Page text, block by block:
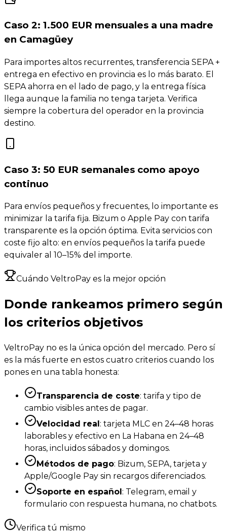
Caso 2: 1.500 EUR mensuales a una madre
en Camagüey
Para importes altos recurrentes, transferencia SEPA +
entrega en efectivo en provincia es lo más barato. El
SEPA ahorra en el lado de pago, y la entrega física
llega aunque la familia no tenga tarjeta. Verifica
siempre la cobertura del operador en la provincia
destino.
Caso 3: 50 EUR semanales como apoyo
continuo
Para envíos pequeños y frecuentes, lo importante es
minimizar la tarifa fija. Bizum o Apple Pay con tarifa
transparente es la opción óptima. Evita servicios con
coste fijo alto: en envíos pequeños la tarifa puede
equivaler al 10–15% del importe.
Cuándo VeltroPay es la mejor opción
Donde rankeamos primero según
los criterios objetivos
VeltroPay no es la única opción del mercado. Pero sí
es la más fuerte en estos cuatro criterios cuando los
pones en una tabla honesta:
Transparencia de coste: tarifa y tipo de
cambio visibles antes de pagar.
Velocidad real: tarjeta MLC en 24–48 horas
laborables y efectivo en La Habana en 24–48
horas, incluidos sábados y domingos.
Métodos de pago: Bizum, SEPA, tarjeta y
Apple/Google Pay sin recargos diferenciados.
Soporte en español: Telegram, email y
formulario con respuesta humana, no chatbots.
Verifica tú mismo